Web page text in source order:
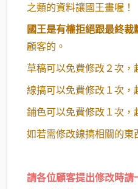
之類的資料讓國王畫喔！
國王是有權拒絕跟最終裁
顧客的。
草稿可以免費修改２次，
線搞可以免費修改１次，
鋪色可以免費修改１次，
如若需修改線搞相關的東
請各位顧客提出修改時請